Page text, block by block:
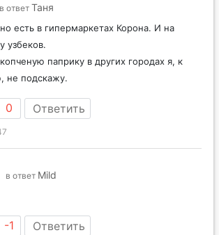
в ответ Таня
есть в гипермаркетах Корона. И на
узбеков.
паприку в других городах я, к
не подскажу.
0 Ответить
в ответ Mild
-1 Ответить